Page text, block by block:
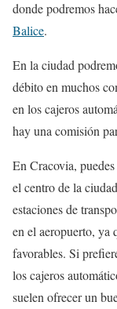
donde podremos
Balice.
En la ciudad
débito en muchos
en los cajeros
hay una comisión
En Cracovia,
el centro de la
estaciones de
en el aeropuerto, ya
favorables. Si
los cajeros
suelen ofrecer un